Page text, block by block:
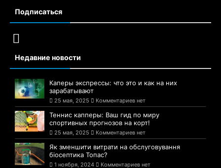
Подписаться
Недавние новости
Каперы экспрессы: что это и как на них
зарабатывают
25 мая, 2025 Комментариев нет
Теннис капперы: Ваш гид по миру
спортивных прогнозов на корт!
25 мая, 2025 Комментариев нет
Як зменшити витрати на обслуговування
біосептика Топас?
1 ноября, 2024 Комментариев нет